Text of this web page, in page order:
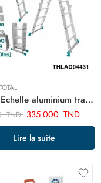
TOTAL
TOTAL Echelle aluminium transformable 4×3 THLAD04431
TND 335.000 TND
Lire la suite